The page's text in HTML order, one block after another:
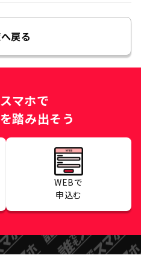
戻る
マホで
踏み出そう
WEBで
申込む